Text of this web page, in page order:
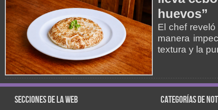
huevos”
El chef
manera
textura y la
Secciones de la web Categorías de